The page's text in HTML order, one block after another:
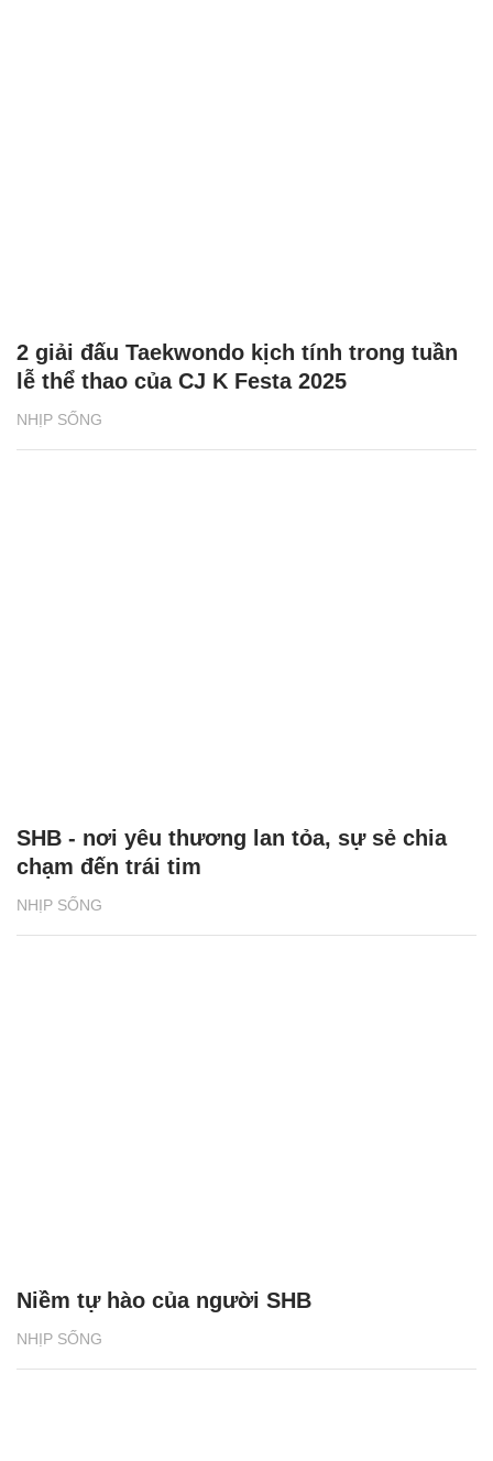
NHỊP SỐNG
2 giải đấu Taekwondo kịch tính trong tuần
lễ thể thao của CJ K Festa 2025
NHỊP SỐNG
SHB - nơi yêu thương lan tỏa, sự sẻ chia
chạm đến trái tim
NHỊP SỐNG
Niềm tự hào của người SHB